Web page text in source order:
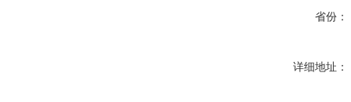
省份：
详细地址：